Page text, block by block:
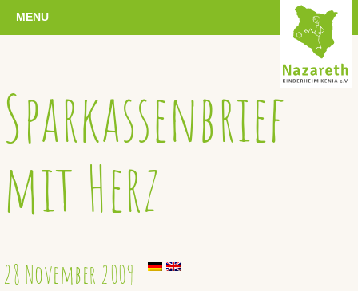
MENU
Sparkassenbrief
mit Herz
28 November 2009